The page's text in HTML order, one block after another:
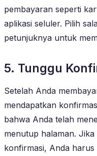
pembayaran seperti
aplikasi seluler. Pilih
petunjuknya untuk
5. Tunggu
Setelah Anda
mendapatkan
bahwa Anda telah
menutup halaman.
konfirmasi, Anda